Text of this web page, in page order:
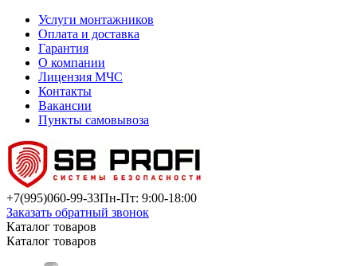
Услуги монтажников
Оплата и доставка
Гарантия
О компании
Лицензия МЧС
Контакты
Вакансии
Пункты самовывоза
+7(995)060-99-33Пн-Пт: 9:00-18:00
Заказать обратный звонок
Каталог товаров
Каталог товаров